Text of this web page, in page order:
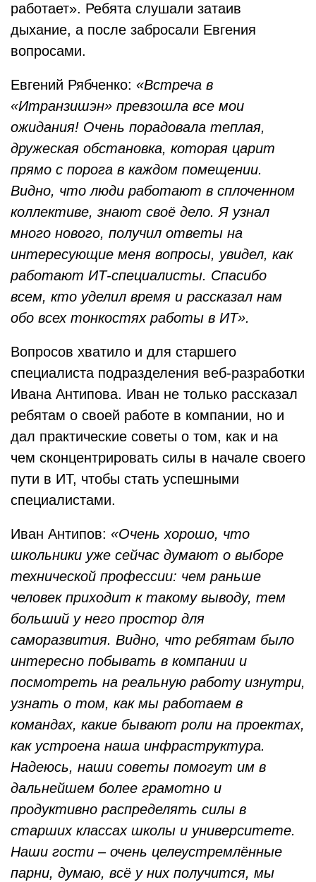
работает». Ребята слушали затаив
дыхание, а после забросали Евгения
вопросами.
Евгений Рябченко: «Встреча в
«Итранзишэн» превзошла все мои
ожидания! Очень порадовала теплая,
дружеская обстановка, которая царит
прямо с порога в каждом помещении.
Видно, что люди работают в сплоченном
коллективе, знают своё дело. Я узнал
много нового, получил ответы на
интересующие меня вопросы, увидел, как
работают ИТ-специалисты. Спасибо
всем, кто уделил время и рассказал нам
обо всех тонкостях работы в ИТ».
Вопросов хватило и для старшего
специалиста подразделения веб-разработки
Ивана Антипова. Иван не только рассказал
ребятам о своей работе в компании, но и
дал практические советы о том, как и на
чем сконцентрировать силы в начале своего
пути в ИТ, чтобы стать успешными
специалистами.
Иван Антипов: «Очень хорошо, что
школьники уже сейчас думают о выборе
технической профессии: чем раньше
человек приходит к такому выводу, тем
больший у него простор для
саморазвития. Видно, что ребятам было
интересно побывать в компании и
посмотреть на реальную работу изнутри,
узнать о том, как мы работаем в
командах, какие бывают роли на проектах,
как устроена наша инфраструктура.
Надеюсь, наши советы помогут им в
дальнейшем более грамотно и
продуктивно распределять силы в
старших классах школы и университете.
Наши гости – очень целеустремлённые
парни, думаю, всё у них получится, мы